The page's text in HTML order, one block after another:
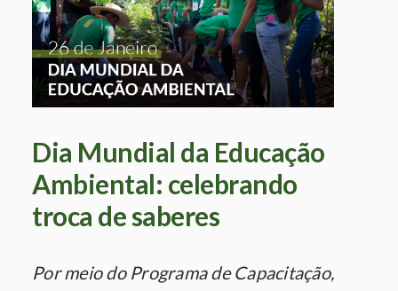
Dia Mundial da Educação
Ambiental: celebrando
troca de saberes
Por meio do Programa de Capacitação,